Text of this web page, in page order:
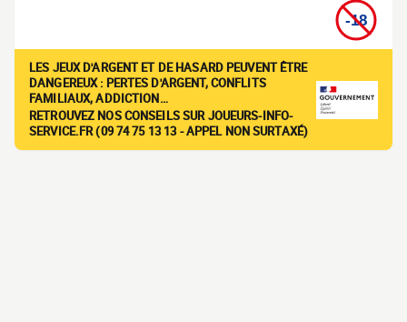
LES JEUX D'ARGENT ET DE HASARD PEUVENT ÊTRE
DANGEREUX : PERTES D'ARGENT, CONFLITS
FAMILIAUX, ADDICTION…
RETROUVEZ NOS CONSEILS SUR JOUEURS-INFO-
SERVICE.FR (09 74 75 13 13 - APPEL NON SURTAXÉ)